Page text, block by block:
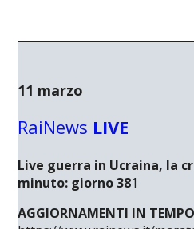
11 marzo
RaiNews LIVE
Live guerra in Ucraina, la
minuto: giorno 381
AGGIORNAMENTI IN